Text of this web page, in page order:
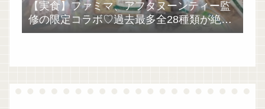
【実食】ファミマ、アフタヌーンティー監
修の限定コラボ♡過去最多全28種類が絶品
過ぎた！